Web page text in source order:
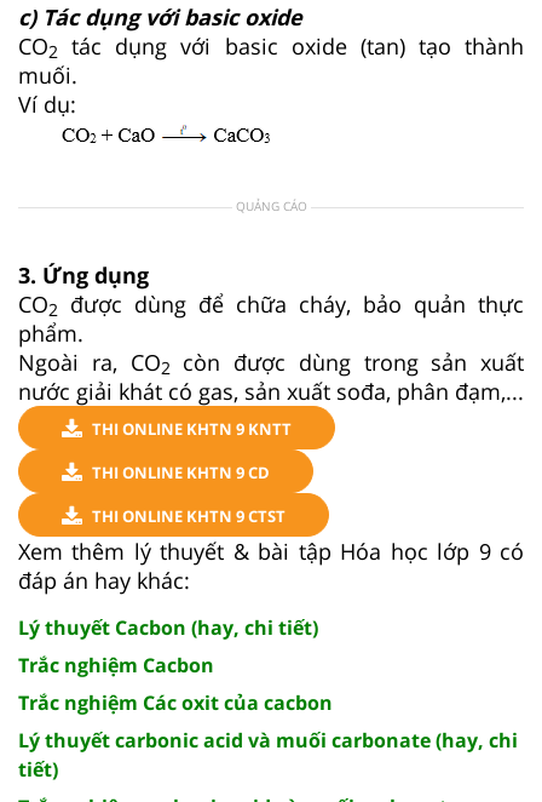
c) Tác dụng với basic oxide
CO2
tác dụng với basic oxide (tan) tạo thành
muối.
Ví dụ:
QUẢNG CÁO
3. Ứng dụng
CO2
được dùng để chữa cháy, bảo quản thực
phẩm.
Ngoài ra, CO2
còn được dùng trong sản xuất
nước giải khát có gas, sản xuất sođa, phân đạm,...
THI ONLINE KHTN 9 KNTT
THI ONLINE KHTN 9 CD
THI ONLINE KHTN 9 CTST
Xem thêm lý thuyết & bài tập Hóa học lớp 9 có
đáp án hay khác:
Lý thuyết Cacbon (hay, chi tiết)
Trắc nghiệm Cacbon
Trắc nghiệm Các oxit của cacbon
Lý thuyết carbonic acid và muối carbonate (hay, chi
tiết)